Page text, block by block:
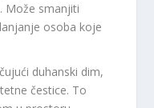
Može smanjiti
osoba koje
duhanski dim,
čestice. To